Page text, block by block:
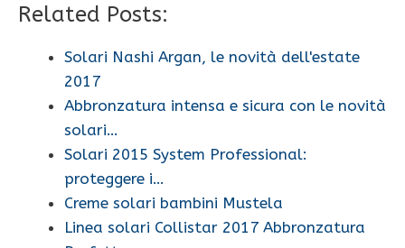
Related Posts:
Solari Nashi Argan, le novità dell'estate
2017
Abbronzatura intensa e sicura con le novità
solari…
Solari 2015 System Professional:
proteggere i…
Creme solari bambini Mustela
Linea solari Collistar 2017 Abbronzatura